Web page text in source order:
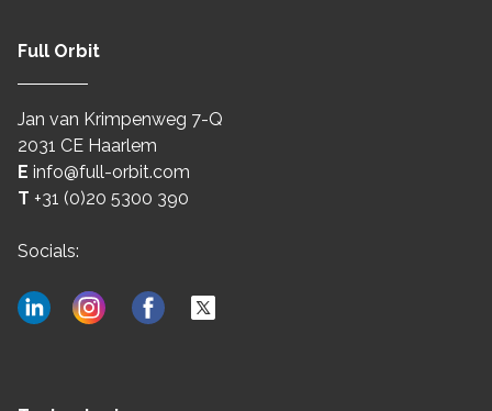
Full Orbit
Jan van Krimpenweg 7-Q
2031 CE Haarlem
E info@full-orbit.com
T +31 (0)20 5300 390
Socials: